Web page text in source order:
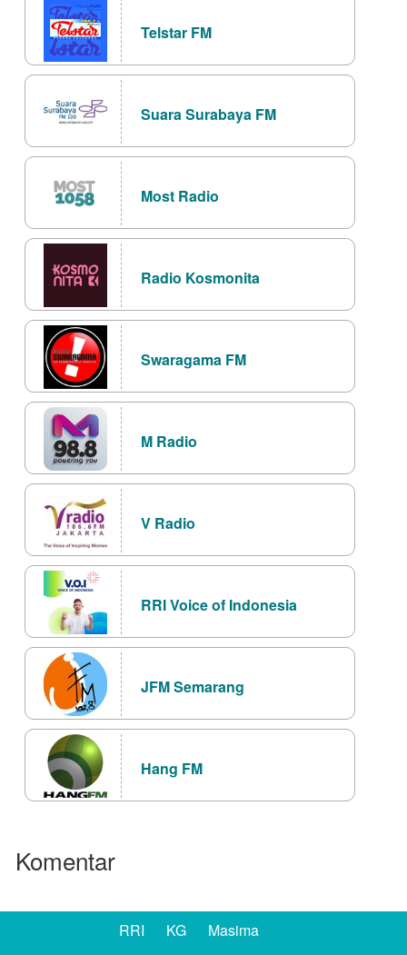
Telstar FM
Suara Surabaya FM
Most Radio
Radio Kosmonita
Swaragama FM
M Radio
V Radio
RRI Voice of Indonesia
JFM Semarang
Hang FM
Komentar
RRI KG Masima